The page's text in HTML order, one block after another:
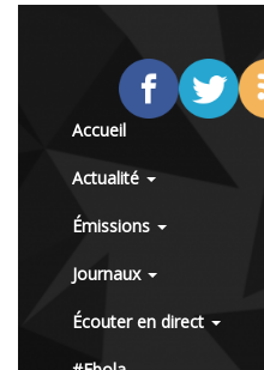
Accueil
Actualité
Émissions
Journaux
Écouter en direct